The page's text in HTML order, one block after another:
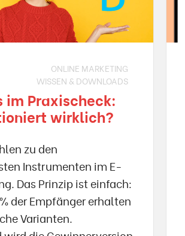
ONLINE MARKETING
WISSEN & DOWNLOADS
im Praxischeck:
wirklich?
zu den
Instrumenten im E-
Das Prinzip ist einfach:
der Empfänger erhalten
Varianten.